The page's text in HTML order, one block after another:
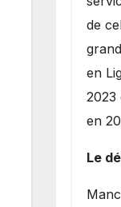
de
en
2023
en
Le